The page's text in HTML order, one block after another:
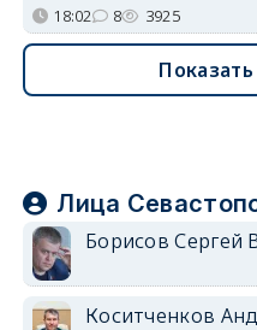
18:02 8 3925
Лица
Борисов Сергей
Коситченков